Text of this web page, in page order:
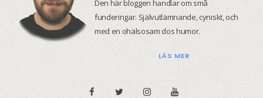
Den här bloggen handlar om små
funderingar. Självutlämnande, cyniskt, och
med en ohälsosam dos humor.
LÄS MER
F
T
I
Y